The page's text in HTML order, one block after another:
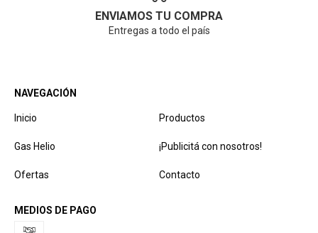
ENVIAMOS TU COMPRA
Entregas a todo el país
NAVEGACIÓN
Inicio Productos
Gas Helio ¡Publicitá con nosotros!
Ofertas Contacto
MEDIOS DE PAGO